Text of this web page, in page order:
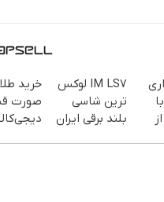
IM LS7 لوکس
ترین شاسی
بلند برقی ایران
خرید
صورت